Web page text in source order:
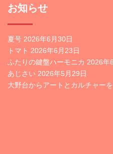
お知らせ
夏号 2026年6月30日
トマト 2026年6月23日
ふたりの鍵盤ハーモニカ 2026年
あじさい 2026年5月29日
大野台からアートとカルチャーを